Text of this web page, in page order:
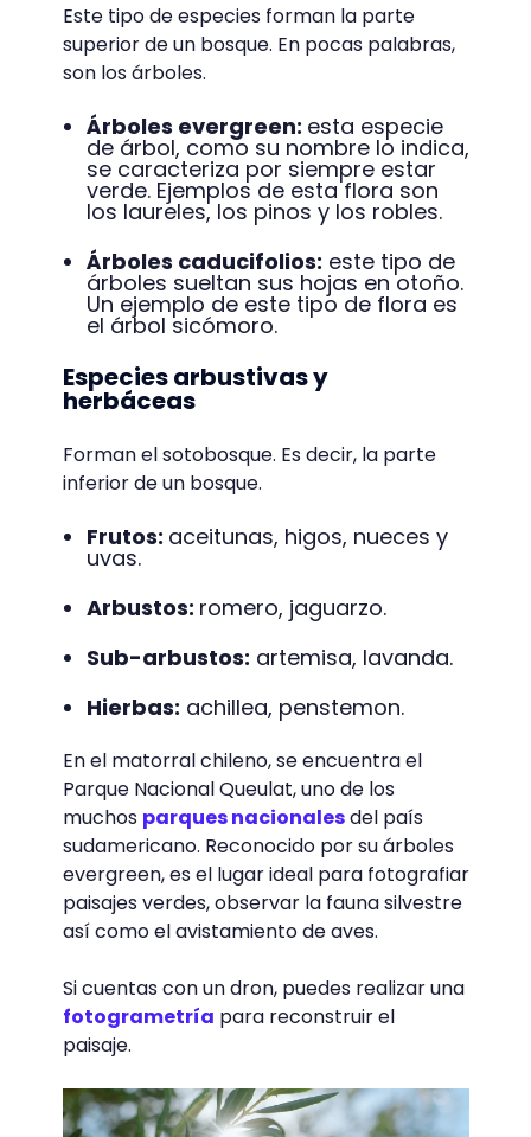
Este tipo de especies forman la parte
superior de un bosque. En pocas palabras,
son los árboles.
Árboles evergreen: esta especie
de árbol, como su nombre lo indica,
se caracteriza por siempre estar
verde. Ejemplos de esta flora son
los laureles, los pinos y los robles.
Árboles caducifolios: este tipo de
árboles sueltan sus hojas en otoño.
Un ejemplo de este tipo de flora es
el árbol sicómoro.
Especies arbustivas y
herbáceas
Forman el sotobosque. Es decir, la parte
inferior de un bosque.
Frutos: aceitunas, higos, nueces y
uvas.
Arbustos: romero, jaguarzo.
Sub-arbustos: artemisa, lavanda.
Hierbas: achillea, penstemon.
En el matorral chileno, se encuentra el
Parque Nacional Queulat, uno de los
muchos parques nacionalesdel país
sudamericano. Reconocido por su árboles
evergreen, es el lugar ideal para fotografiar
paisajes verdes, observar la fauna silvestre
así como el avistamiento de aves.
Si cuentas con un dron, puedes realizar una
fotogrametría para reconstruir el
paisaje.